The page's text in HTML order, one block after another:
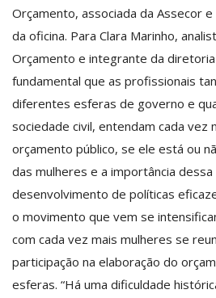
Orçamento, associada da Assecor
da oficina. Para Clara Marinho,
Orçamento e integrante da
fundamental que as profissionais
diferentes esferas de governo e
sociedade civil, entendam cada vez
orçamento público, se ele está ou
das mulheres e a importância dessa
desenvolvimento de políticas
o movimento que vem se
com cada vez mais mulheres se
participação na elaboração do
esferas. “Há uma dificuldade